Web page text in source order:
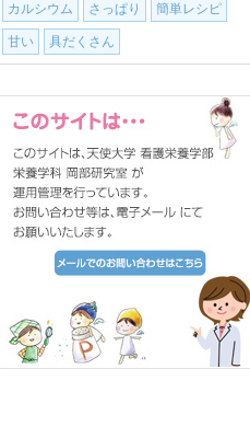
カルシウム さっぱり 簡単レシピ
甘い 具だくさん